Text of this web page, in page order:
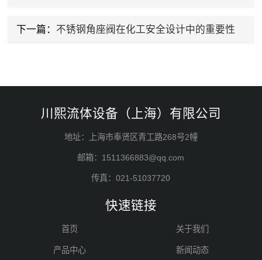
下一篇： 不锈钢角座阀在化工安全设计中的重要性
川熙流体设备（上海）有限公司
地址：上海市奉贤区青工路268号2幢
邮箱：1511366883@qq.com
传真：021-51037720
快速链接
首页 关于我们
产品中心 新闻动态